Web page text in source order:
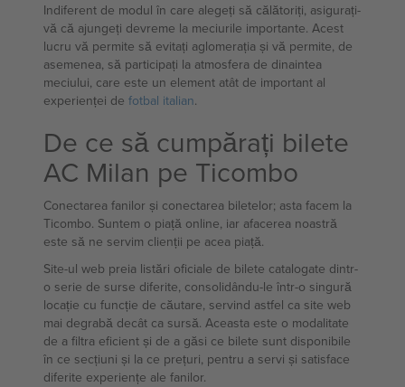
Indiferent de modul în care alegeți să călătoriți, asigurați-
vă că ajungeți devreme la meciurile importante. Acest
lucru vă permite să evitați aglomerația și vă permite, de
asemenea, să participați la atmosfera de dinaintea
meciului, care este un element atât de important al
experienței de fotbal italian.
De ce să cumpărați bilete
AC Milan pe Ticombo
Conectarea fanilor și conectarea biletelor; asta facem la
Ticombo. Suntem o piață online, iar afacerea noastră
este să ne servim clienții pe acea piață.
Site-ul web preia listări oficiale de bilete catalogate dintr-
o serie de surse diferite, consolidându-le într-o singură
locație cu funcție de căutare, servind astfel ca site web
mai degrabă decât ca sursă. Aceasta este o modalitate
de a filtra eficient și de a găsi ce bilete sunt disponibile
în ce secțiuni și la ce prețuri, pentru a servi și satisface
diferite experiențe ale fanilor.